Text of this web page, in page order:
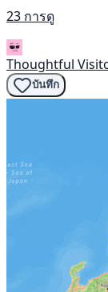
23 การดู
Thoughtful
บันทึก